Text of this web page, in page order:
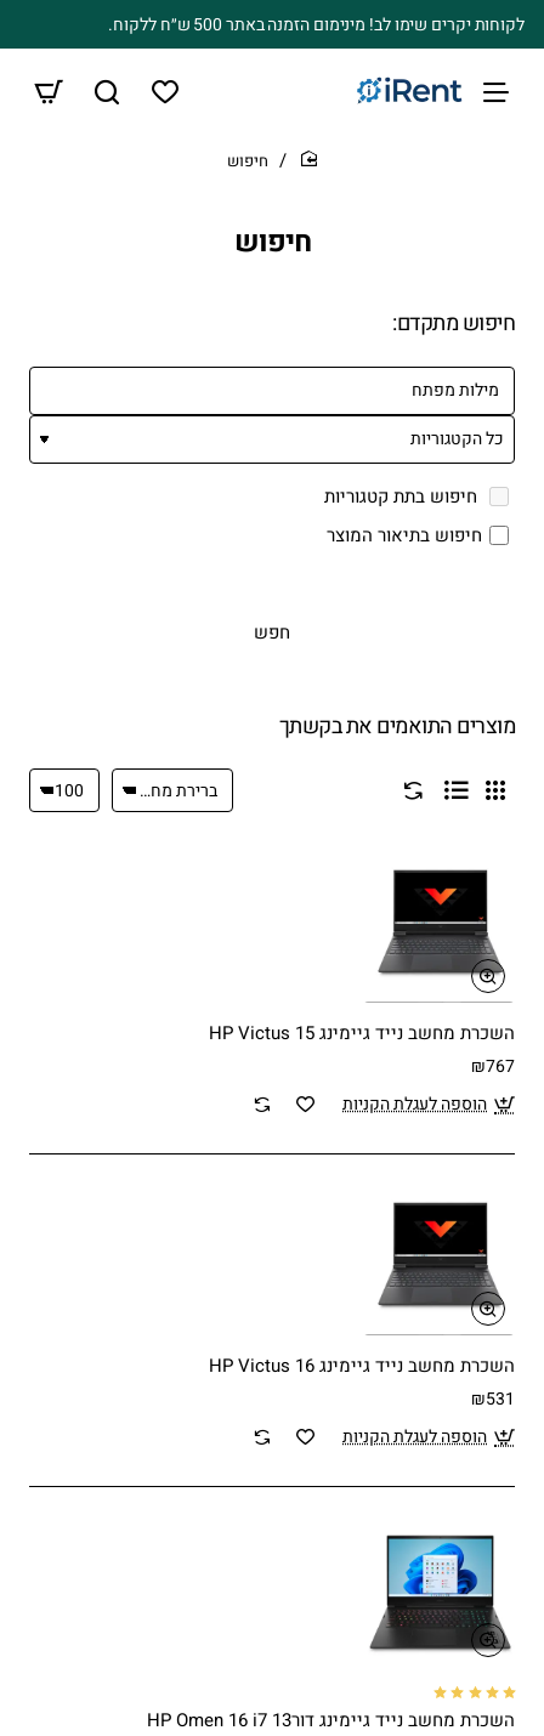
לקוחות יקרים שימו לב! מינימום הזמנה באתר 500 ש״ח ללקוח.
חיפוש
home
חיפוש
חיפוש מתקדם:
חיפוש בתת קטגוריות
חיפוש בתיאור המוצר
חפש
מוצרים התואמים את בקשתך
השכרת מחשב נייד גיימינג HP Victus 15
₪767
הוספה לעגלת הקניות
השכרת מחשב נייד גיימינג HP Victus 16
₪531
הוספה לעגלת הקניות
השכרת מחשב נייד גיימינג דור13 HP Omen 16 i7